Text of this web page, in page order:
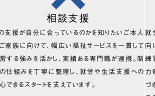
相談支援
支援が自分に合っているのかを知りたいご本人
家族に向けて、幅広い福祉サービスを一貫して
する強みを活かし、実績ある専門職が連携。制
仕組みを丁寧に整理し、就労や生活支援への
できるスタートを支えています。
就
向
練
力
づ